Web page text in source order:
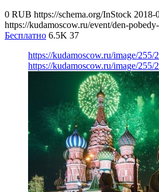
0 RUB https://schema.org/InStock 2018-
https://kudamoscow.ru/event/den-
Бесплатно 6.5K 37
https://kudamoscow.ru/image/
https://kudamoscow.ru/image/